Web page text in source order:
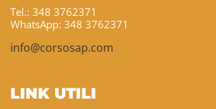
Tel.: 348 3762371
WhatsApp: 348 3762371
info@corsosap.com
LINK UTILI